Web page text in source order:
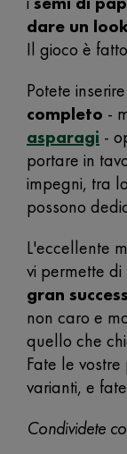
dare un
Il gioco è
Potete
completo -
asparagi -
portare in
impegni, tra
possono
L'eccellente
vi permette
gran
non caro e
quello che
Fate le
varianti, e
Condividete